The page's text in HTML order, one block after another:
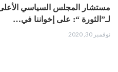
مستشار المجلس السياسي الأعلى
لـ”الثورة “: على إخواننا في…
نوفمبر 30, 2020